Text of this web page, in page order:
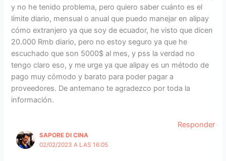
y no he tenido problema, pero quiero saber cuánto es el
límite diario, mensual o anual que puedo manejar en alipay
cómo extranjero ya que soy de ecuador, he visto que dicen
20.000 Rmb diario, pero no estoy seguro ya que he
escuchado que son 5000$ al mes, y pss la verdad no
tengo claro eso, y me urge ya que alipay es un método de
pago muy cómodo y barato para poder pagar a
proveedores. De antemano te agradezco por toda la
información.
Responder
SAPORE DI CINA
02/02/2023 A LAS 16:05